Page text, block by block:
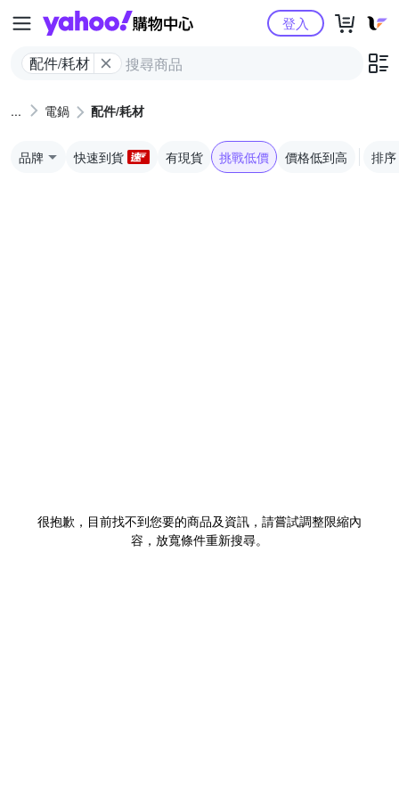
Yahoo購物中心
配件/耗材
登入
電鍋 配件/耗材
品牌 快速到貨 有現貨 挑戰低價 價格低到高 排序
很抱歉，目前找不到您要的商品及資訊，請嘗試調整限縮內
容，放寬條件重新搜尋。